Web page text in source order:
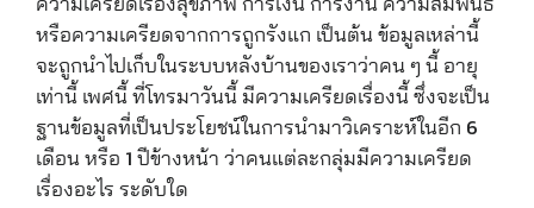
หรือความเครียดจากการถูกรังแก เป็นต้น ข้อมูลเหล่านี้
จะถูกนำไปเก็บในระบบหลังบ้านของเราว่าคน ๆ นี้ อายุ
เท่านี้ เพศนี้ ที่โทรมาวันนี้ มีความเครียดเรื่องนี้ ซึ่งจะเป็น
ฐานข้อมูลที่เป็นประโยชน์ในการนำมาวิเคราะห์ในอีก 6
เดือน หรือ 1 ปีข้างหน้า ว่าคนแต่ละกลุ่มมีความเครียด
เรื่องอะไร ระดับใด